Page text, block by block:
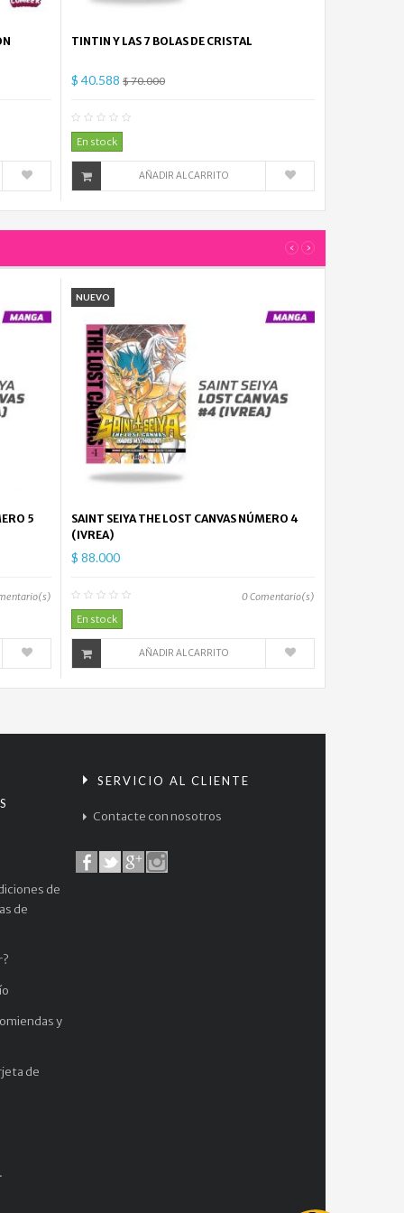
TINTIN Y LAS 7 BOLAS DE CRISTAL
$ 40.588 $ 70.000
En stock
AÑADIR AL CARRITO
‹ ›
5
NUEVO
SAINT SEIYA THE LOST CANVAS NÚMERO 4
(IVREA)
$ 88.000
0Comentario(s)
En stock
AÑADIR AL CARRITO
de
de
y
de
SERVICIO AL CLIENTE
Contacte con nosotros